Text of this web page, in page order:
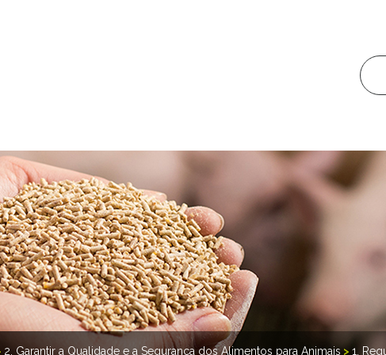
2. Garantir a Qualidade e a Segurança dos Alimentos para Animais > 1.